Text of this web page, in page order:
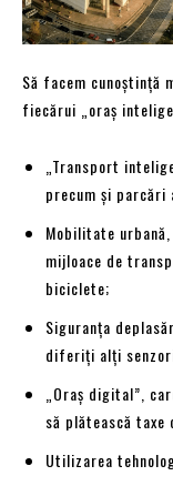
Să facem
fiecărui „oraș
„Transport
precum și parcări
Mobilitate
mijloace de
biciclete;
Siguranța
diferiți alți
„Oraș digital”,
să plătească taxe
Utilizarea